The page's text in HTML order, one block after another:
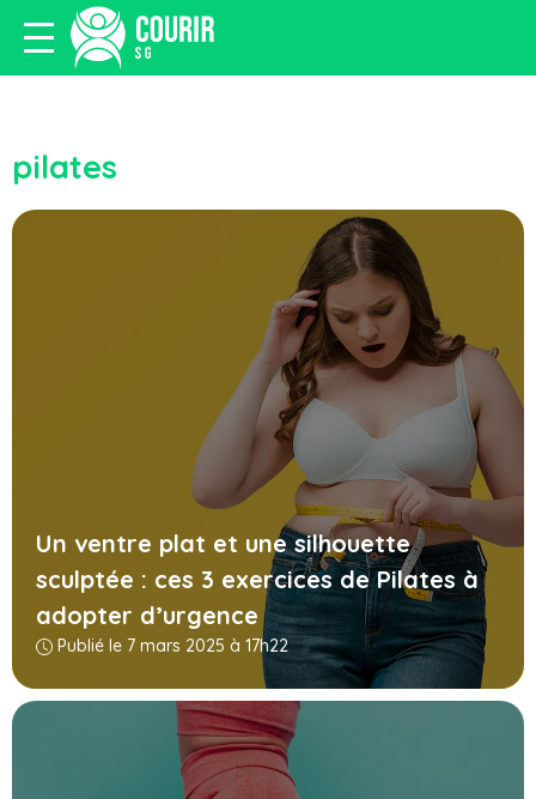
pilates
Un ventre plat et une silhouette
sculptée : ces 3 exercices de Pilates à
adopter d’urgence
Publié le 7 mars 2025 à 17h22